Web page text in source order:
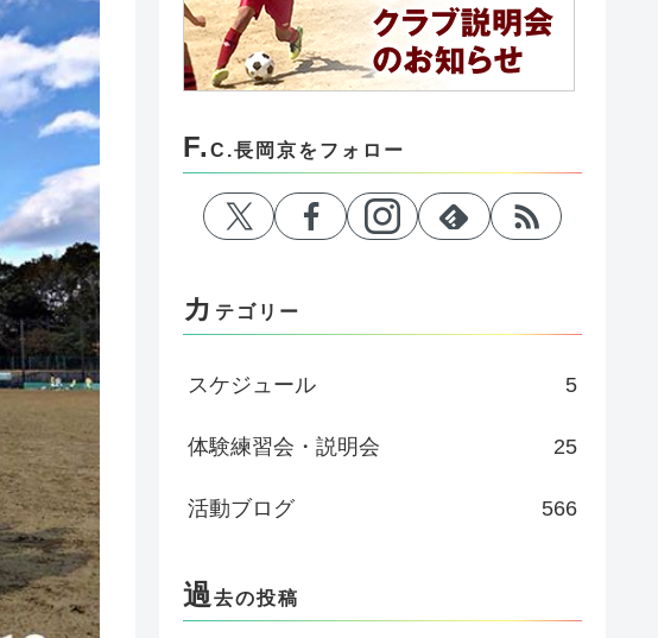
F. C.長岡京をフォロー
カ テゴリー
スケジュール 5
体験練習会・説明会 25
活動ブログ 566
過 去の投稿